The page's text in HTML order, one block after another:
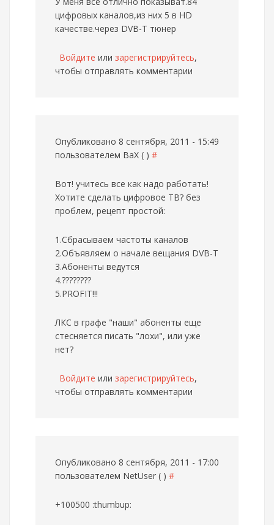
цифровых каналов,из них 5 в HD
качестве.через DVB-T тюнер
Войдите или зарегистрируйтесь,
чтобы отправлять комментарии
Опубликовано 8 сентября, 2011 - 15:49
пользователем ВаХ ( ) #
Вот! учитесь все как надо работать!
Хотите сделать цифровое ТВ? без
проблем, рецепт простой:
1.Сбрасываем частоты каналов
2.Объявляем о начале вещания DVB-T
3.Абоненты ведутся
4.????????
5.PROFIT!!!
ЛКС в графе "наши" абоненты еще
стесняется писать "лохи", или уже
нет?
Войдите или зарегистрируйтесь,
чтобы отправлять комментарии
Опубликовано 8 сентября, 2011 - 17:00
пользователем NetUser ( ) #
+100500 :thumbup: